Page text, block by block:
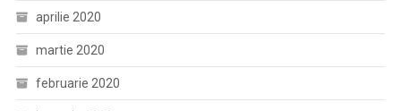
aprilie 2020
martie 2020
februarie 2020